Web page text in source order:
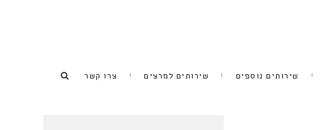
שירותים נוספים שירותים למרצים צרו קשר